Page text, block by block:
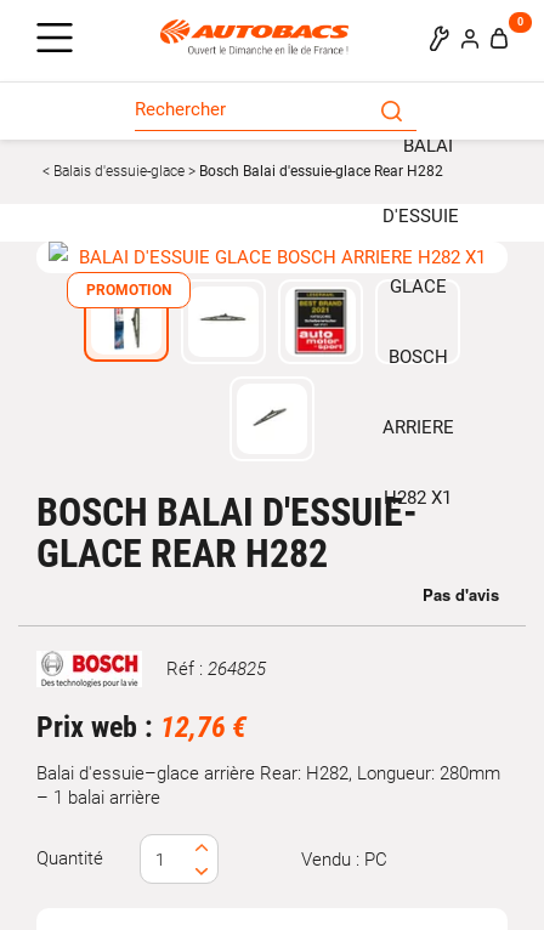
0
Balais d'essuie-glace Bosch Balai d'essuie-glace Rear H282
BOSCH BALAI D'ESSUIE-
GLACE REAR H282
PROMOTION
Marque Réf : 264825
Prix web : 12,76 €
Balai d'essuie–glace arrière Rear: H282, Longueur: 280mm
– 1 balai arrière
Quantité Vendu : PC